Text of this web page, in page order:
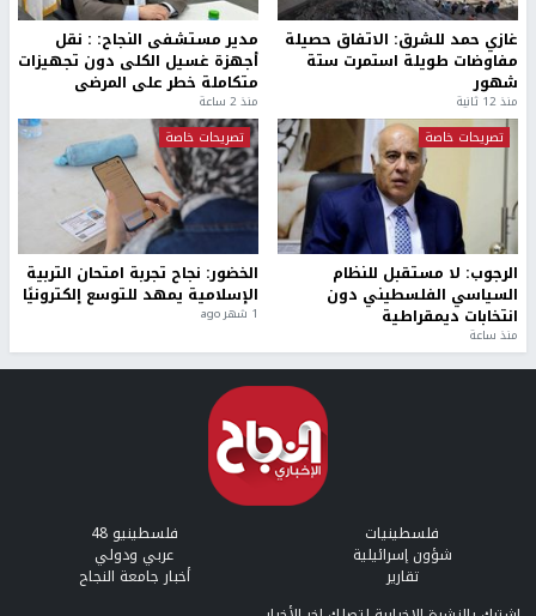
غازي حمد للشرق: الاتفاق حصيلة
مفاوضات طويلة استمرت ستة
شهور
منذ 12 ثانية
مدير مستشفى النجاح: : نقل
أجهزة غسيل الكلى دون تجهيزات
متكاملة خطر على المرضى
منذ 2 ساعة
تصريحات خاصة
الرجوب: لا مستقبل للنظام
السياسي الفلسطيني دون
انتخابات ديمقراطية
منذ ساعة
تصريحات خاصة
الخضور: نجاح تجربة امتحان التربية
الإسلامية يمهد للتوسع إلكترونيًا
1 شهر ago
فلسطينيات فلسطينيو 48
شؤون إسرائيلية عربي ودولي
تقارير
أخبار جامعة النجاح